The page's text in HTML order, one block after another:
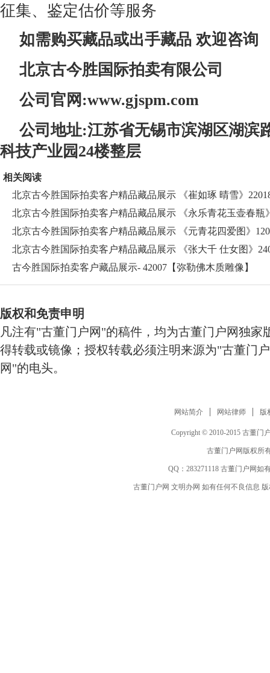
征集、鉴定估价等服务
如需购买藏品或出手藏品 欢迎咨询
北京古今胜国际拍卖有限公司
公司官网:www.gjspm.com
公司地址:江苏省无锡市滨湖区湖滨
科技产业园24楼整层
相关阅读
北京古今胜国际拍卖客户精品藏品展示 《崔如琢 晴雪》
北京古今胜国际拍卖客户精品藏品展示 《永乐青花玉壶春瓶
120
北京古今胜国际拍卖客户精品藏品展示 《元青花四爱图》
北京古今胜国际拍卖客户精品藏品展示 《张大千 仕女图》
古今胜国际拍卖客户藏品展示- 42007【弥勒佛木质雕像】
版权和免责申明
凡注有"古董门户网"的稿件，均为古董门户网独家
得转载或镜像；授权转载必须注明来源为"古董门
网"的电头。
网站简介 网站律师 版
Copyright © 2010-2015 古董门
古董门户网版权所
QQ： 283271118古董门户网如
古董门户网 文明办网 如有任何不良信息